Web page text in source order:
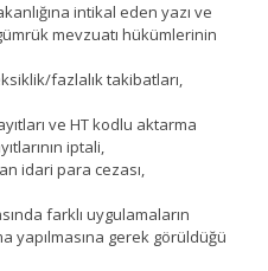
intikal eden yazı ve
mevzuatı hükümlerinin
fazlalık takibatları,
ve HT kodlu aktarma
iptali,
idari para cezası,
farklı uygulamaların
yapılmasına gerek görüldüğü